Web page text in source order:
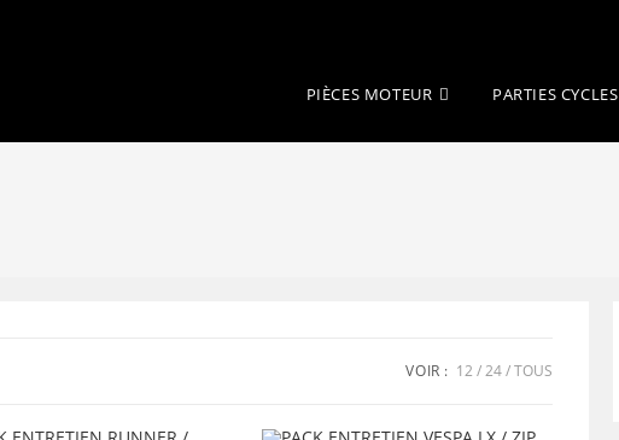
PIÈCES MOTEUR PARTIES CYCLES
VOIR : 12 24 TOUS